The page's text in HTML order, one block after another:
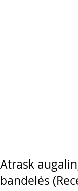
Atrask
bandelės